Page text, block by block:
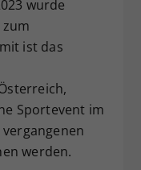
wurde
ist das
Sportevent im
werden.